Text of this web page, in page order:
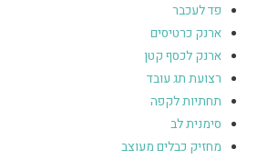
פד לעכבר
ארנק כרטיסים
ארנק לכסף קטן
רצועת תג עובד
תחתיות לקפה
סימנית לב
מחזיק כבלים מעוצב